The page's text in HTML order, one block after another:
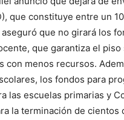
que constituye entre un
que no girará los
que garantiza el
con menos recursos.
los fondos para
las escuelas primarias y
la terminación de cientos